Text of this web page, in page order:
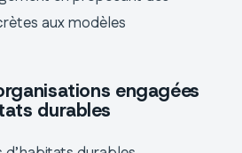
aux modèles
engagées
durables